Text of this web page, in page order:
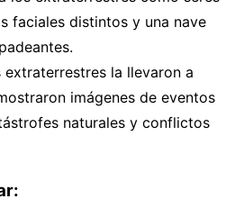
faciales distintos y una nave
extraterrestres la llevaron a
imágenes de eventos
naturales y conflictos